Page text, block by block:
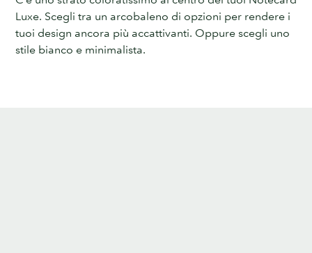
Luxe. Scegli tra un arcobaleno di opzioni per rendere i
tuoi design ancora più accattivanti. Oppure scegli uno
stile bianco e minimalista.